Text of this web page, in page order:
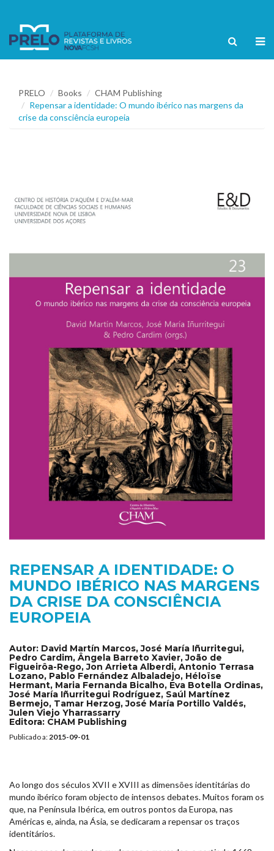
PRELO Books
CHAM Publishing
Repensar a identidade: O mundo ibérico nas margens da
crise da consciência europeia
REPENSAR A IDENTIDADE: O
MUNDO IBÉRICO NAS MARGENS
DA CRISE DA CONSCIÊNCIA
EUROPEIA
Autor: David Martín Marcos, José María Iñurritegui,
Pedro Cardim, Ângela Barreto Xavier, João de
Figueirôa-Rego, Jon Arrieta Alberdi, Antonio Terrasa
Lozano, Pablo Fernández Albaladejo, Héloïse
Hermant, Maria Fernanda Bicalho, Eva Botella Ordinas,
José María Iñurritegui Rodríguez, Saúl Martínez
Bermejo, Tamar Herzog, José María Portillo Valdés,
Julen Viejo Yharrassarry
Editora: CHAM Publishing
Publicado a:2015-09-01
Ao longo dos séculos XVII e XVIII as dimensões identitárias do
mundo ibérico foram objecto de intensos debates. Muitos foram os
que, na Península Ibérica, em outros pontos da Europa, nas
Américas e, ainda, na Ásia, se dedicaram a repensar os traços
identitários.